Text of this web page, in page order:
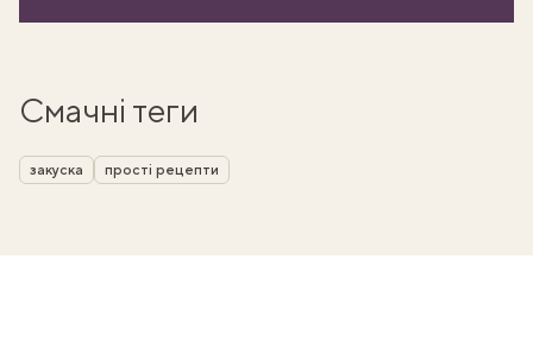
Смачні теги
закуска прості рецепти